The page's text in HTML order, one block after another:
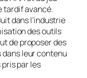
tardif avancé.
dans l’industrie
des outils
de proposer des
leur contenu
par les